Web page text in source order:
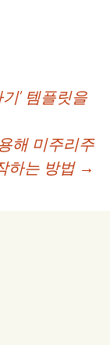
’ 템플릿을
해 미주리주
하는 방법 →